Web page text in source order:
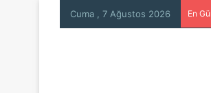
Cuma , 7 Ağustos 2026 En